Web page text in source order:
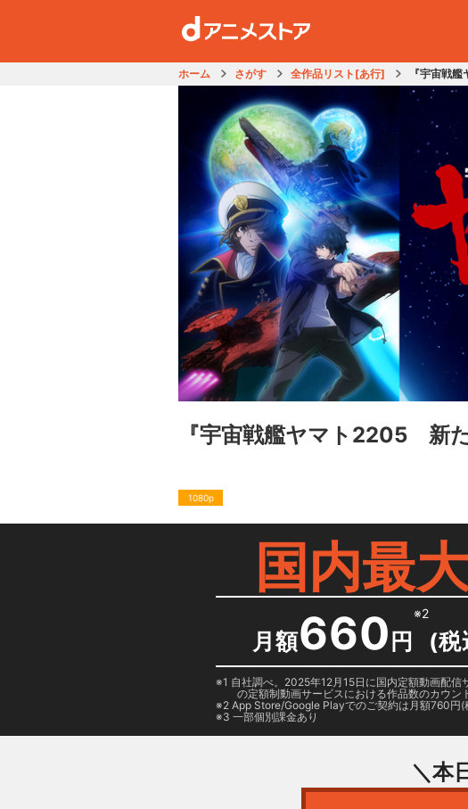
ホーム さがす 全作品リスト[あ行] 『宇宙戦
『宇宙戦艦ヤマト2205 新
1080p
国内最
月額660 円
※2
(税
1 自社調べ。2025年12月15日に国内定額動画配
の定額制動画サービスにおける作品数のカウン
2 App Store/Google Playでのご契約は月額760円(
3 一部個別課金あり
＼本